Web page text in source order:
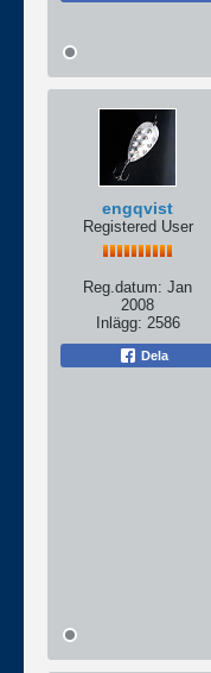
engqvist
Registered User
Reg.datum: Jan
2008
Inlägg: 2586
Dela